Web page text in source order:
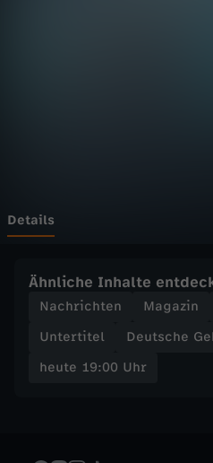
r
Z
D
Details
Ähnliche Inhalte
Nachrichten Magazin
Untertitel
Deutsche
heute 19:00 Uhr